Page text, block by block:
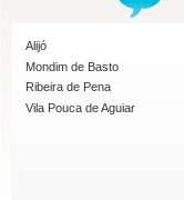
Alijó
Mondim de Basto
Ribeira de Pena
Vila Pouca de Aguiar